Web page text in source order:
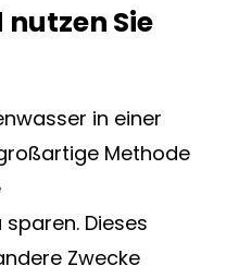
Sie
in einer
Methode
Dieses
Zwecke